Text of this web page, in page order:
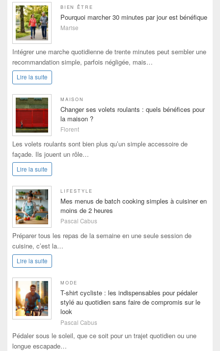
BIEN ÊTRE
Pourquoi marcher 30 minutes par jour est bénéfique
Marise
Intégrer une marche quotidienne de trente minutes peut sembler une
recommandation simple, parfois négligée, mais…
Lire la suite
MAISON
Changer ses volets roulants : quels bénéfices pour
la maison ?
Florent
Les volets roulants sont bien plus qu’un simple accessoire de
façade. Ils jouent un rôle…
Lire la suite
LIFESTYLE
Mes menus de batch cooking simples à cuisiner en
moins de 2 heures
Pascal Cabus
Préparer tous les repas de la semaine en une seule session de
cuisine, c’est la…
Lire la suite
MODE
T-shirt cycliste : les indispensables pour pédaler
stylé au quotidien sans faire de compromis sur le
look
Pascal Cabus
Pédaler sous le soleil, que ce soit pour un trajet quotidien ou une
longue escapade…